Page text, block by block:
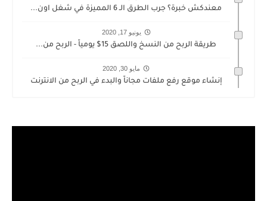
معندكش خبرة؟ جرب الطرق الـ 6 المميزة في شغل اون...
يونيو 17, 2020
طريقة الربح من النسخ واللصق 15$ يومياً - الربح من...
مايو 30, 2020
إنشاء موقع رفع ملفات مجاناً والبدء في الربح من الانترنت